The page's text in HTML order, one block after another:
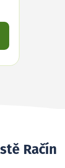
Račín